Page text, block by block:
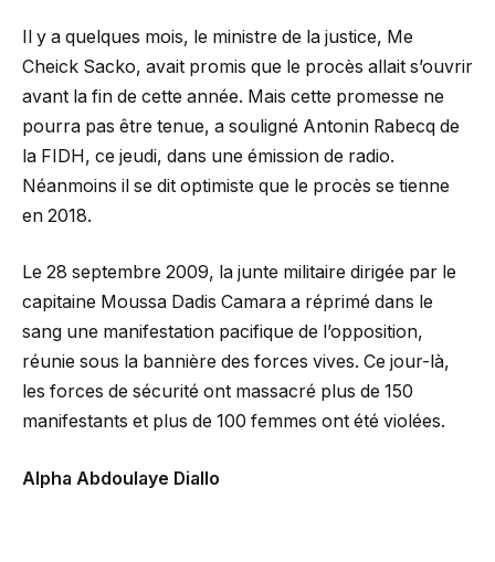
Il y a quelques mois, le ministre de la justice, Me
Cheick Sacko, avait promis que le procès allait s’ouvrir
avant la fin de cette année. Mais cette promesse ne
pourra pas être tenue, a souligné Antonin Rabecq de
la FIDH, ce jeudi, dans une émission de radio.
Néanmoins il se dit optimiste que le procès se tienne
en 2018.
Le 28 septembre 2009, la junte militaire dirigée par le
capitaine Moussa Dadis Camara a réprimé dans le
sang une manifestation pacifique de l’opposition,
réunie sous la bannière des forces vives. Ce jour-là,
les forces de sécurité ont massacré plus de 150
manifestants et plus de 100 femmes ont été violées.
Alpha Abdoulaye Diallo